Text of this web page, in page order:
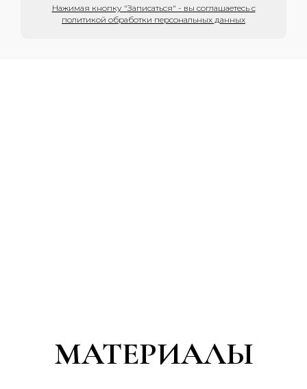
Нажимая кнопку "Записаться" - вы соглашаетесь с
политикой обработки персональных данных
МАТЕРИАЛЫ